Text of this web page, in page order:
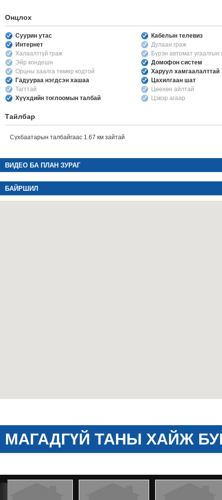
Онцлох
Суурин утас
Кабелын телевиз
Интернет
Дулаан граж
Халаалтгүй граж
Бүрэн автомат
Эйр кондешн
Домофон систем
Орцны хаалга төмөр кодтой
Харуул хамгаалалттай
Гадуураа нэгдсэн хашаа
Цахилгаан шат
Тагттай
Цөөхөн айлтай
Хүүхдийн тоглоомын талбай
Цэвэр агаар
Тайлбар
Сүхбаатарын талбайгаас 1.67 км зайтай
ВИДЕО БА ПЛАН ЗУРАГ
БАЙРШИЛ
МАГАДГҮЙ ТАНЫ ХАЙЖ